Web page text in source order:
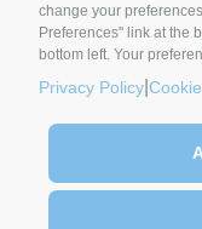
change your
Preferences" link at the
bottom left. Your
Privacy Policy